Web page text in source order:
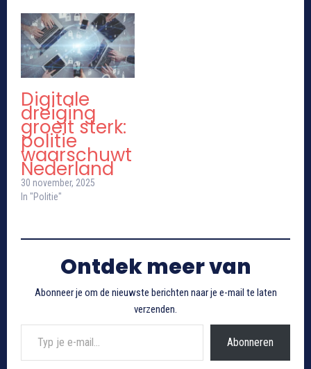
Digitale
dreiging
groeit sterk:
politie
waarschuwt
Nederland
30 november, 2025
In "Politie"
Ontdek meer van
Abonneer je om de nieuwste berichten naar je e-mail te laten
verzenden.
Typ je e-mail...
Abonneren